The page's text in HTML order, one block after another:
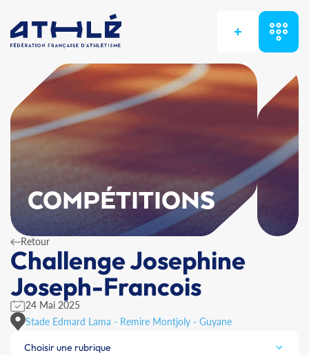
+
COMPÉTITIONS
Retour
Challenge Josephine
Joseph-Francois
24 Mai 2025
Stade Edmard Lama - Remire Montjoly - Guyane
Choisir une rubrique